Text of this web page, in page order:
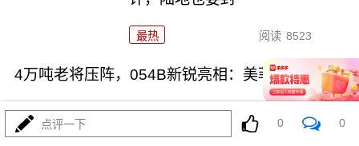
最热 阅读 8523
4万吨老将压阵，054B新锐亮相：美菲仔细品品
点评一下 0 0